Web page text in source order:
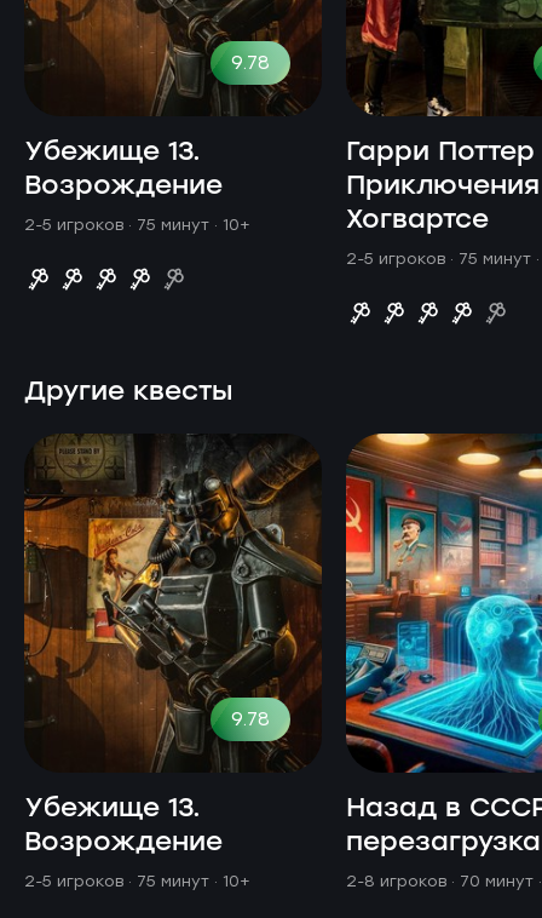
9.78
Убежище 13.
Возрождение
2-5 игроков · 75 минут · 10+
Гарри
Хогвартсе
2-5 игроков · 75 минут
Другие квесты
9.78
Убежище 13.
Возрождение
2-5 игроков · 75 минут · 10+
Назад в
перезагрузка
2-8 игроков · 70 минут